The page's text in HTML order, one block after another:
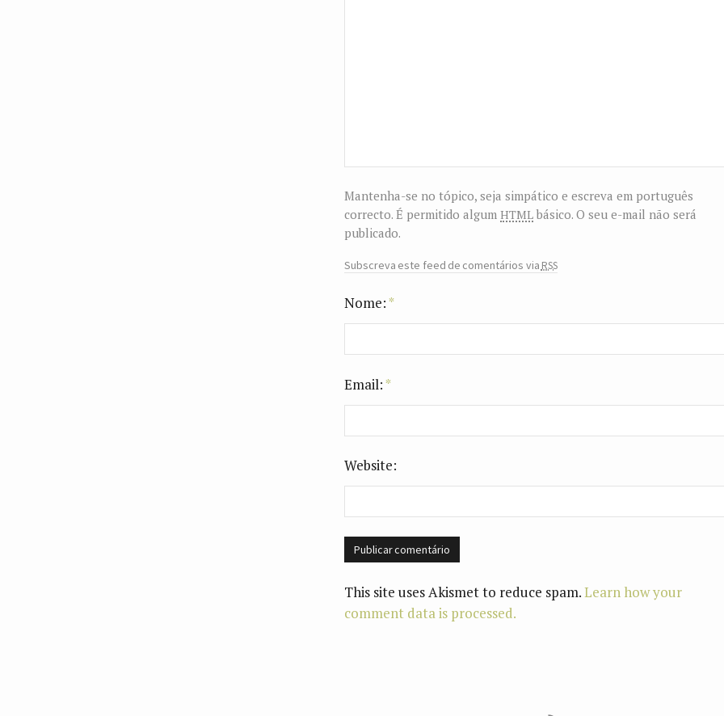
Mantenha-se no tópico, seja simpático e escreva em português
correcto. É permitido algum htmlbásico. O seu e-mail não será
publicado.
Subscreva este feed de comentários via rss
Nome:*
Email:*
Website:
This site uses Akismet to reduce spam.Learn how your
comment data is processed.